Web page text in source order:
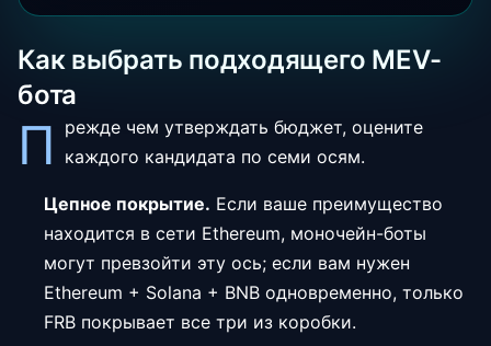
Как выбрать подходящего MEV-
бота
П
режде чем утверждать бюджет, оцените
каждого кандидата по семи осям.
Цепное покрытие. Если ваше преимущество
находится в сети Ethereum, моночейн-боты
могут превзойти эту ось; если вам нужен
Ethereum + Solana + BNB одновременно, только
FRB покрывает все три из коробки.